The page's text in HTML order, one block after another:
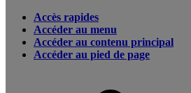
Accès rapides
Accéder au menu
Accéder au contenu principal
Accéder au pied de page